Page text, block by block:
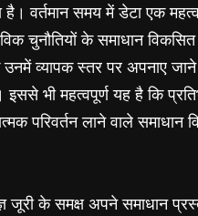
है। वर्तमान समय में डेटा एक
चुनौतियों के समाधान
व्यापक स्तर पर अपनाए
भी महत्वपूर्ण यह है कि
परिवर्तन लाने वाले
जूरी के समक्ष अपने समाधान